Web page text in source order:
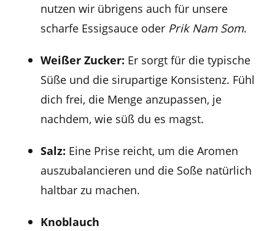
nutzen wir übrigens auch für unsere
scharfe Essigsauce oder Prik Nam Som.
Weißer Zucker: Er sorgt für die typische
Süße und die sirupartige Konsistenz. Fühl
dich frei, die Menge anzupassen, je
nachdem, wie süß du es magst.
Salz: Eine Prise reicht, um die Aromen
auszubalancieren und die Soße natürlich
haltbar zu machen.
Knoblauch